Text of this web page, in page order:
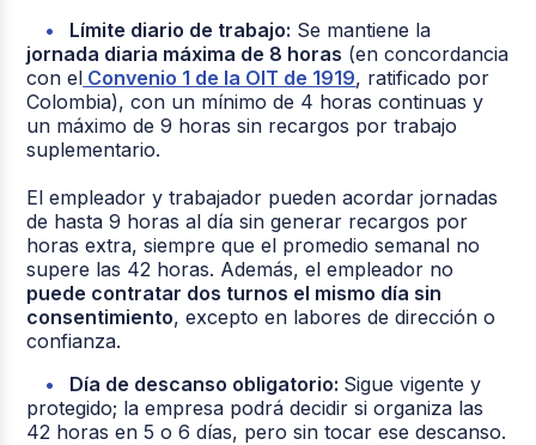
Límite diario de trabajo: Se mantiene la
jornada diaria máxima de 8 horas (en concordancia
con el Convenio 1 de la OIT de 1919, ratificado por
Colombia), con un mínimo de 4 horas continuas y
un máximo de 9 horas sin recargos por trabajo
suplementario.
El empleador y trabajador pueden acordar jornadas
de hasta 9 horas al día sin generar recargos por
horas extra, siempre que el promedio semanal no
supere las 42 horas. Además, el empleador no
puede contratar dos turnos el mismo día sin
consentimiento, excepto en labores de dirección o
confianza.
Día de descanso obligatorio: Sigue vigente y
protegido; la empresa podrá decidir si organiza las
42 horas en 5 o 6 días, pero sin tocar ese descanso.